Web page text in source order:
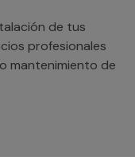
de tus
profesionales
mantenimiento de